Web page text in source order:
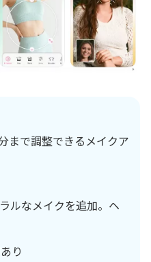
まで調整できるメイクア
ルなメイクを追加。ヘ
り